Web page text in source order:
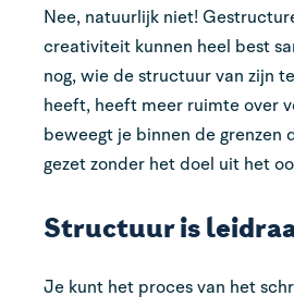
Nee, natuurlijk niet!
creativiteit kunnen heel best
nog, wie de structuur van zijn
heeft, heeft meer ruimte over
beweegt je binnen de grenzen
gezet zonder het doel uit het
Structuur is
Je kunt het proces van het